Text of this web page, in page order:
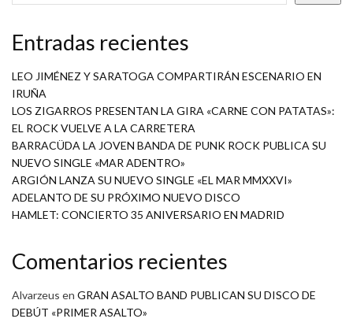
Entradas recientes
LEO JIMÉNEZ Y SARATOGA COMPARTIRÁN ESCENARIO EN
IRUÑA
LOS ZIGARROS PRESENTAN LA GIRA «CARNE CON PATATAS»:
EL ROCK VUELVE A LA CARRETERA
BARRACÜDA LA JOVEN BANDA DE PUNK ROCK PUBLICA SU
NUEVO SINGLE «MAR ADENTRO»
ARGIÓN LANZA SU NUEVO SINGLE «EL MAR MMXXVI»
ADELANTO DE SU PRÓXIMO NUEVO DISCO
HAMLET: CONCIERTO 35 ANIVERSARIO EN MADRID
Comentarios recientes
Alvarzeus en GRAN ASALTO BAND PUBLICAN SU DISCO DE
DEBÚT «PRIMER ASALTO»